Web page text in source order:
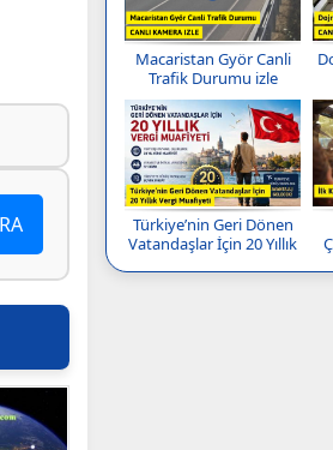
Macaristan Györ Canli
Trafik Durumu izle
Türkiye’nin Geri Dönen
Vatandaşlar İçin 20 Yıllık